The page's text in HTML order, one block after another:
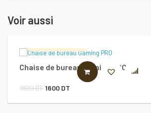
Voir aussi
Chaise de bureau Gaming PRO
1800DT Le
prix
1600 DT
prix
AJOUTER AU